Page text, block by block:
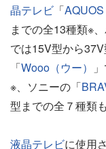
晶テレビ 「AQUOS
までの全13種類※
では15V型から
「Wooo（ウー）
※、ソニーの「
型までの全７種類
液晶テレビに使用